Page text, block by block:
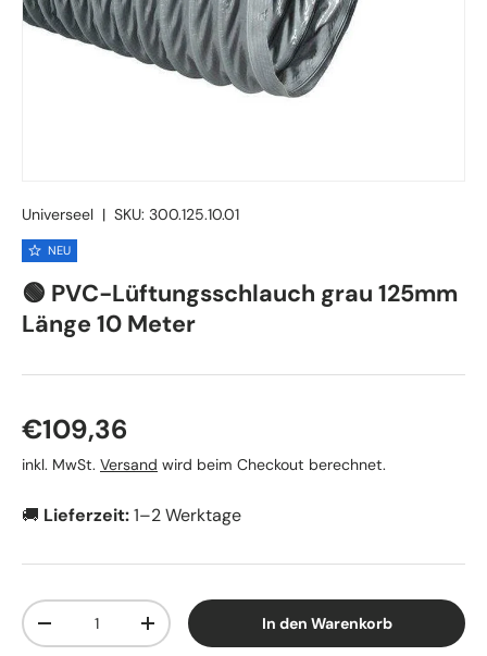
Universeel | SKU: 300.125.10.01
NEU
🟢 PVC-Lüftungsschlauch grau 125mm
Länge 10 Meter
Normaler Preis
€109,36
inkl. MwSt. Versand wird beim Checkout berechnet.
🚚 Lieferzeit:1–2 Werktage
Anzahl
Menge verringernMenge erhöhen In den Warenkorb